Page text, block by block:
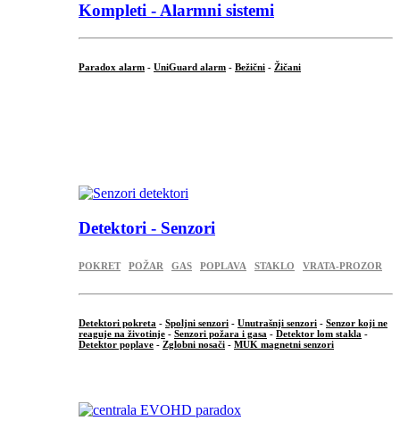
Kompleti - Alarmni sistemi
Paradox alarm - UniGuard alarm - Bežični - Žičani
Detektori - Senzori
POKRET POŽAR GAS POPLAVA STAKLO VRATA-PROZOR
Detektori pokreta - Spoljni senzori - Unutrašnji senzori - Senzor koji ne
reaguje na životinje - Senzori požara i gasa - Detektor lom stakla -
Detektor poplave - Zglobni nosači - MUK magnetni senzori